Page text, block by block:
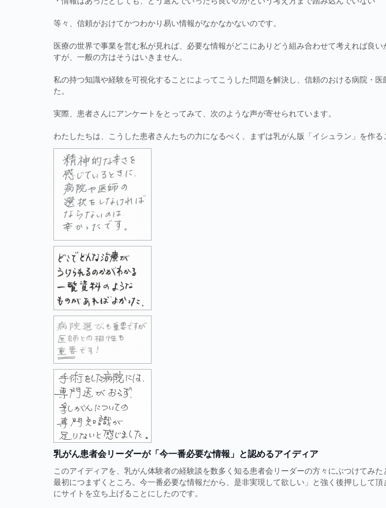
等々、信頼がおけてかつわかり易い情報がなかなかないのです。
医療の世界で事業を営む私が見れば、必要な情報がどこにありどう組み合わせて考えれば良
すが、一般の方はそうはいきません。
私の持つ知識や経験を可視化することによってこうした問題を解決し、信頼のおける病院・
た。
実際、患者さんにアンケートをとってみて、次のような声が寄せられています。
わたしたちは、こうした患者さんたちの力になるべく、まずは乳がん版「イシュラン」を作る
乳がん患者会リーダーが「今一番必要な情報」と認めるアイディア
このアイディアを、乳がん体験者の経験談を数多く知る患者会リーダーの方々にぶつけてみ
最初につまずくところ。今一番必要な情報だから、是非実現して欲しい」と強く後押しして
にサイトを立ち上げることにしたのです。